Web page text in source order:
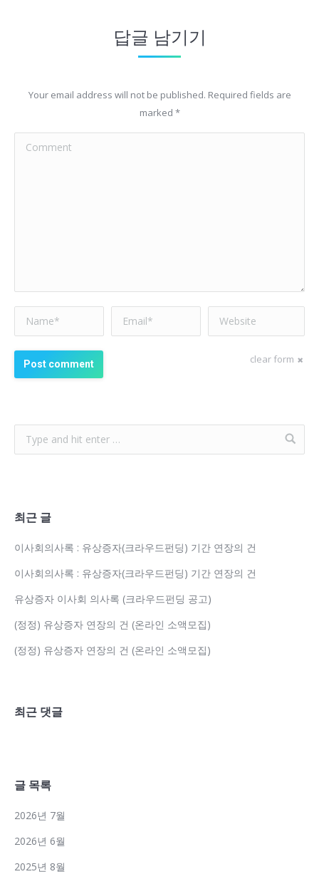
답글 남기기
Your email address will not be published. Required fields are
marked *
Comment
Name * Email * Website
clear form
Post comment
최근 글
이사회의사록 : 유상증자(크라우드펀딩) 기간 연장의 건
이사회의사록 : 유상증자(크라우드펀딩) 기간 연장의 건
유상증자 이사회 의사록 (크라우드펀딩 공고)
(정정) 유상증자 연장의 건 (온라인 소액모집)
(정정) 유상증자 연장의 건 (온라인 소액모집)
최근 댓글
글 목록
2026년 7월
2026년 6월
2025년 8월